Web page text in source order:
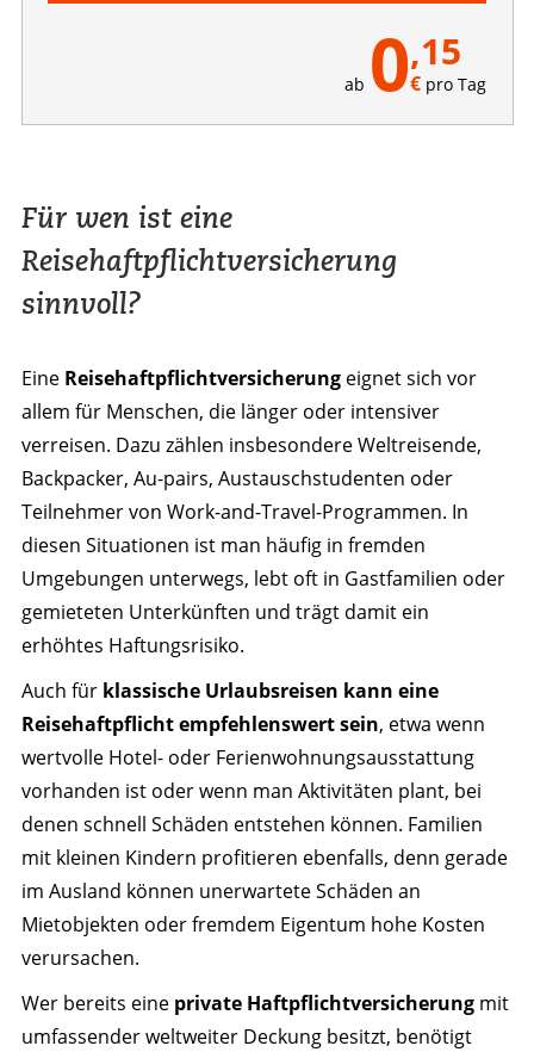
ab 0,15
€pro Tag
Für wen ist eine
Reisehaftpflichtversicherung
sinnvoll?
Eine Reisehaftpflichtversicherungeignet sich vor
allem für Menschen, die länger oder intensiver
verreisen. Dazu zählen insbesondere Weltreisende,
Backpacker, Au-pairs, Austauschstudenten oder
Teilnehmer von Work-and-Travel-Programmen. In
diesen Situationen ist man häufig in fremden
Umgebungen unterwegs, lebt oft in Gastfamilien oder
gemieteten Unterkünften und trägt damit ein
erhöhtes Haftungsrisiko.
Auch für klassische Urlaubsreisen kann eine
Reisehaftpflicht empfehlenswert sein, etwa wenn
wertvolle Hotel- oder Ferienwohnungsausstattung
vorhanden ist oder wenn man Aktivitäten plant, bei
denen schnell Schäden entstehen können. Familien
mit kleinen Kindern profitieren ebenfalls, denn gerade
im Ausland können unerwartete Schäden an
Mietobjekten oder fremdem Eigentum hohe Kosten
verursachen.
Wer bereits eine private Haftpflichtversicherungmit
umfassender weltweiter Deckung besitzt, benötigt